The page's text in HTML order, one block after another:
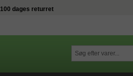
100 dages returret